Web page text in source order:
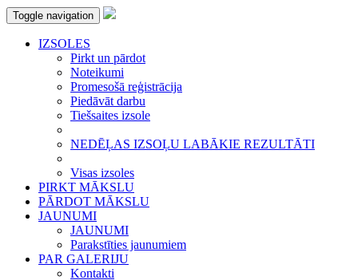
Toggle navigation
IZSOLES
Pirkt un pārdot
Noteikumi
Promesošā reģistrācija
Piedāvāt darbu
Tiešsaites izsole
NEDĒĻAS IZSOĻU LABĀKIE REZULTĀTI
Visas izsoles
PIRKT MĀKSLU
PĀRDOT MĀKSLU
JAUNUMI
JAUNUMI
Parakstīties jaunumiem
PAR GALERIJU
Kontakti